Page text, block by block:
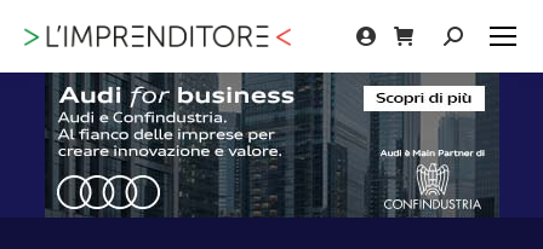
Cerca: